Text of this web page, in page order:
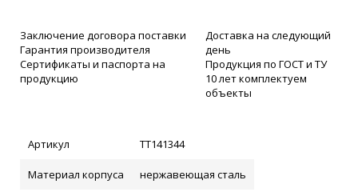
Заключение договора поставки
Гарантия производителя
Сертификаты и паспорта на
продукцию
Доставка на следующий
день
Продукция по ГОСТ и ТУ
10 лет комплектуем
объекты
Артикул ТТ141344
Материал корпуса нержавеющая сталь